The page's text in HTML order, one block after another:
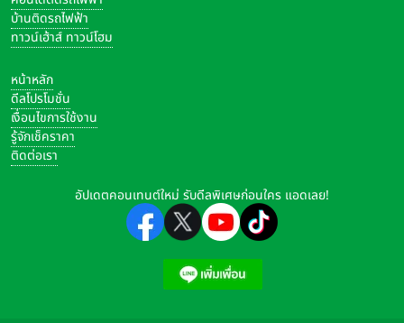
บ้านติดรถไฟฟ้า
ทาวน์เฮ้าส์ ทาวน์โฮม
หน้าหลัก
ดีลโปรโมชั่น
เงื่อนไขการใช้งาน
รู้จักเช็คราคา
ติดต่อเรา
อัปเดตคอนเทนต์ใหม่ รับดีลพิเศษก่อนใคร แอดเลย!